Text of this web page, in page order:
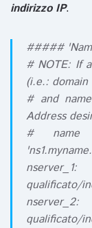
indirizzo IP.
#####
# NOTE: If
(i.e.: domain
# and
Address
# name
qualificato/
qualificato/